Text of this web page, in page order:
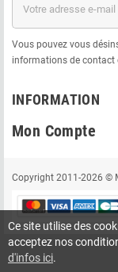
Vous pouvez vous
informations de contact
INFORMATION
Mon Compte
Copyright 2011-2026 ©
Ce site utilise des
acceptez nos
d'infos ici.